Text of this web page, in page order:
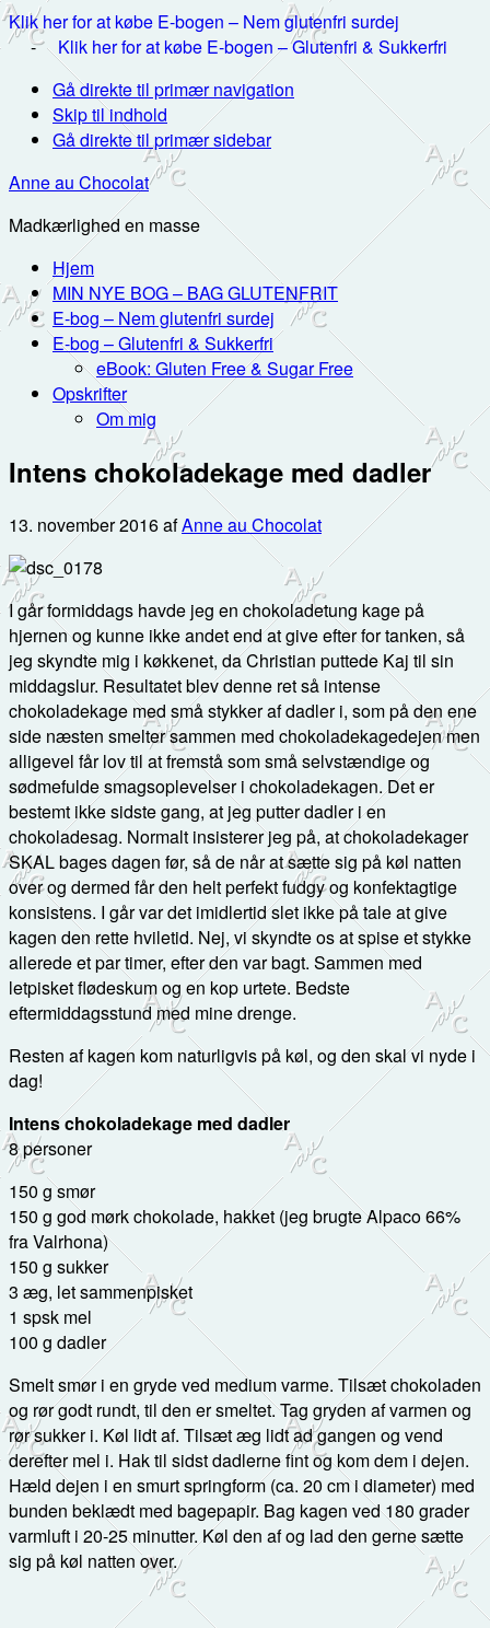
Klik her for at købe E-bogen – Nem glutenfri surdej
- Klik her for at købe E-bogen – Glutenfri & Sukkerfri
Gå direkte til primær navigation
Skip til indhold
Gå direkte til primær sidebar
Anne au Chocolat
Madkærlighed en masse
Hjem
MIN NYE BOG – BAG GLUTENFRIT
E-bog – Nem glutenfri surdej
E-bog – Glutenfri & Sukkerfri
eBook: Gluten Free & Sugar Free
Opskrifter
Om mig
Intens chokoladekage med dadler
13. november 2016afAnne au Chocolat
I går formiddags havde jeg en chokoladetung kage på
hjernen og kunne ikke andet end at give efter for tanken, så
jeg skyndte mig i køkkenet, da Christian puttede Kaj til sin
middagslur. Resultatet blev denne ret så intense
chokoladekage med små stykker af dadler i, som på den ene
side næsten smelter sammen med chokoladekagedejen men
alligevel får lov til at fremstå som små selvstændige og
sødmefulde smagsoplevelser i chokoladekagen. Det er
bestemt ikke sidste gang, at jeg putter dadler i en
chokoladesag. Normalt insisterer jeg på, at chokoladekager
SKAL bages dagen før, så de når at sætte sig på køl natten
over og dermed får den helt perfekt fudgy og konfektagtige
konsistens. I går var det imidlertid slet ikke på tale at give
kagen den rette hviletid. Nej, vi skyndte os at spise et stykke
allerede et par timer, efter den var bagt. Sammen med
letpisket flødeskum og en kop urtete. Bedste
eftermiddagsstund med mine drenge.
Resten af kagen kom naturligvis på køl, og den skal vi nyde i
dag!
Intens chokoladekage med dadler
8 personer
150 g smør
150 g god mørk chokolade, hakket (jeg brugte Alpaco 66%
fra Valrhona)
150 g sukker
3 æg, let sammenpisket
1 spsk mel
100 g dadler
Smelt smør i en gryde ved medium varme. Tilsæt chokoladen
og rør godt rundt, til den er smeltet. Tag gryden af varmen og
rør sukker i. Køl lidt af. Tilsæt æg lidt ad gangen og vend
derefter mel i. Hak til sidst dadlerne fint og kom dem i dejen.
Hæld dejen i en smurt springform (ca. 20 cm i diameter) med
bunden beklædt med bagepapir. Bag kagen ved 180 grader
varmluft i 20-25 minutter. Køl den af og lad den gerne sætte
sig på køl natten over.